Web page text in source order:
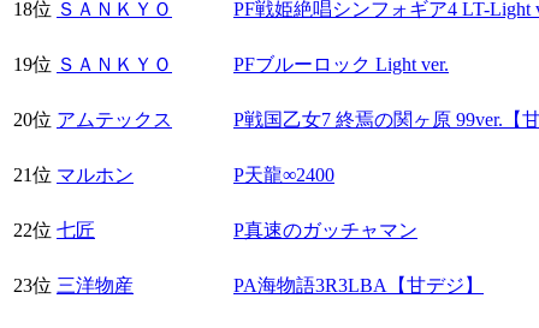
18位 ＳＡＮＫＹＯ PF戦姫絶唱シンフォギア4 LT-Light
19位 ＳＡＮＫＹＯ PFブルーロック Light ver.
20位 アムテックス P戦国乙女7 終焉の関ヶ原 99ver.【
21位 マルホン P天龍∞2400
22位 七匠 P真速のガッチャマン
23位 三洋物産 PA海物語3R3LBA【甘デジ】